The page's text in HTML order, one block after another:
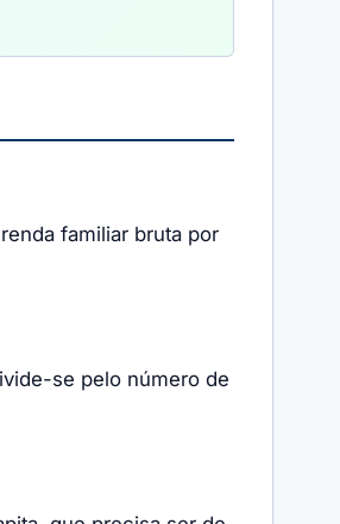
familiar bruta por
se pelo número de